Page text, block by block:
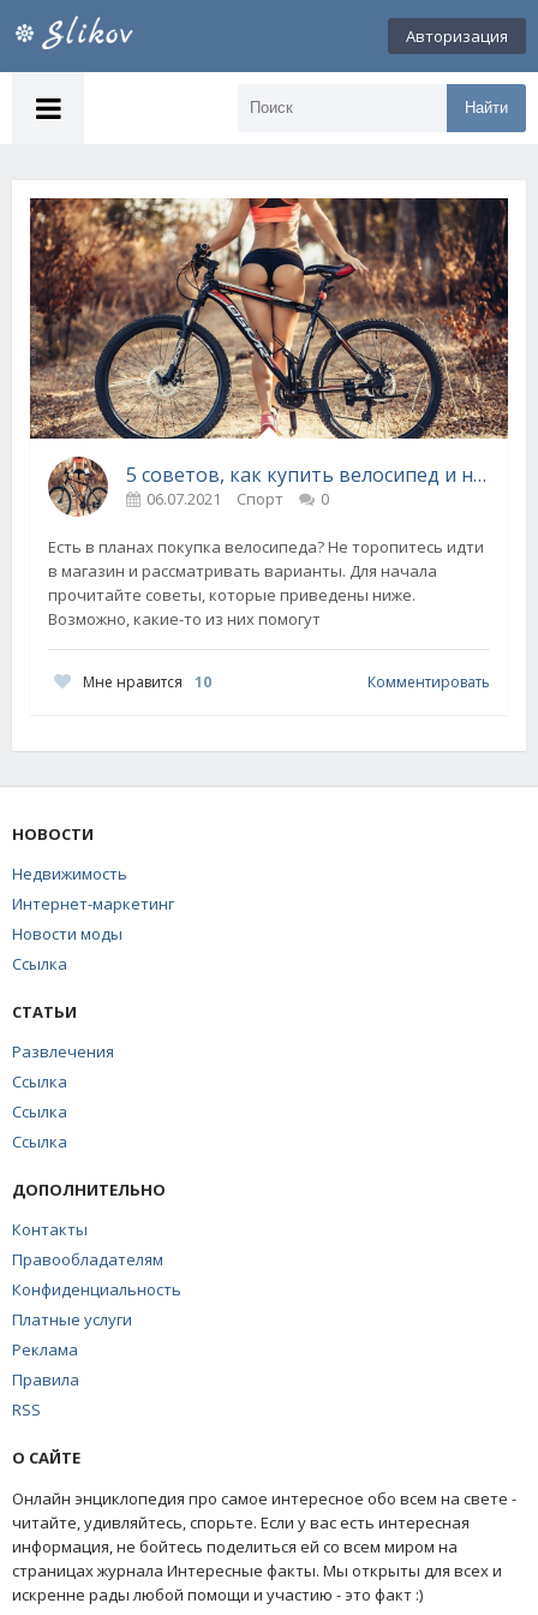
Авторизация
Найти
5 советов, как купить велосипед и не разочароваться
06.07.2021 Спорт 0
Есть в планах покупка велосипеда? Не торопитесь идти
в магазин и рассматривать варианты. Для начала
прочитайте советы, которые приведены ниже.
Возможно, какие-то из них помогут
Мне нравится 10 Комментировать
НОВОСТИ
Недвижимость
Интернет-маркетинг
Новости моды
Ссылка
СТАТЬИ
Развлечения
Ссылка
Ссылка
Ссылка
ДОПОЛНИТЕЛЬНО
Контакты
Правообладателям
Конфиденциальность
Платные услуги
Реклама
Правила
RSS
О САЙТЕ
Онлайн энциклопедия про самое интересное обо всем на свете -
читайте, удивляйтесь, спорьте. Если у вас есть интересная
информация, не бойтесь поделиться ей со всем миром на
страницах журнала Интересные факты. Мы открыты для всех и
искренне рады любой помощи и участию - это факт :)